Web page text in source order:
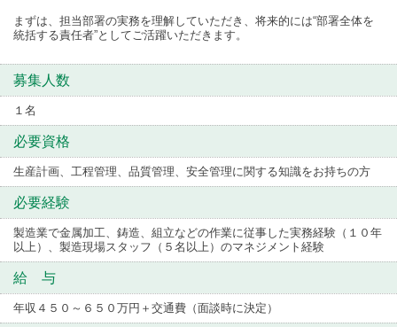
まずは、担当部署の実務を理解していただき、将来的には“部署全体を
統括する責任者”としてご活躍いただきます。
募集人数
１名
必要資格
生産計画、工程管理、品質管理、安全管理に関する知識をお持ちの方
必要経験
製造業で金属加工、鋳造、組立などの作業に従事した実務経験（１０年
以上）、製造現場スタッフ（５名以上）のマネジメント経験
給 与
年収４５０～６５０万円＋交通費（面談時に決定）